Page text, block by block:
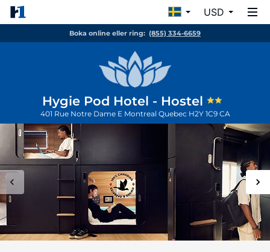
USD
Boka online eller ring: (855) 334-6659
Hygie Pod Hotel - Hostel
401 Rue Notre Dame E Montreal Quebec H2Y 1C9 CA